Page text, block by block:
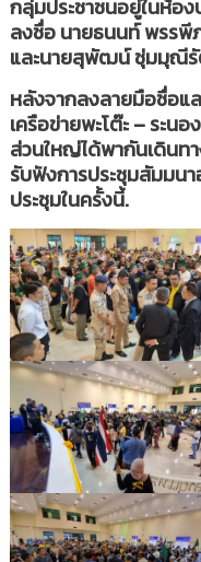
กลุ่มประชาชนอยู่ในห้อ
ลงชื่อ นายธนนท์ พรรพี
และนายสุพัฒน์ ชุ่มมุณีรั
หลังจากลงลายมือชื่อแล
เครือข่ายพะโต๊ะ – ระ
ส่วนใหญ่ได้พากันเดินท
รับฟังการประชุมสัมมน
ประชุมในครั้งนี้.